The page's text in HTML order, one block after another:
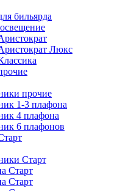
бильярда
Люкс
прочие
1-3 плафона
4 плафона
6 плафонов
Старт
Старт
Старт